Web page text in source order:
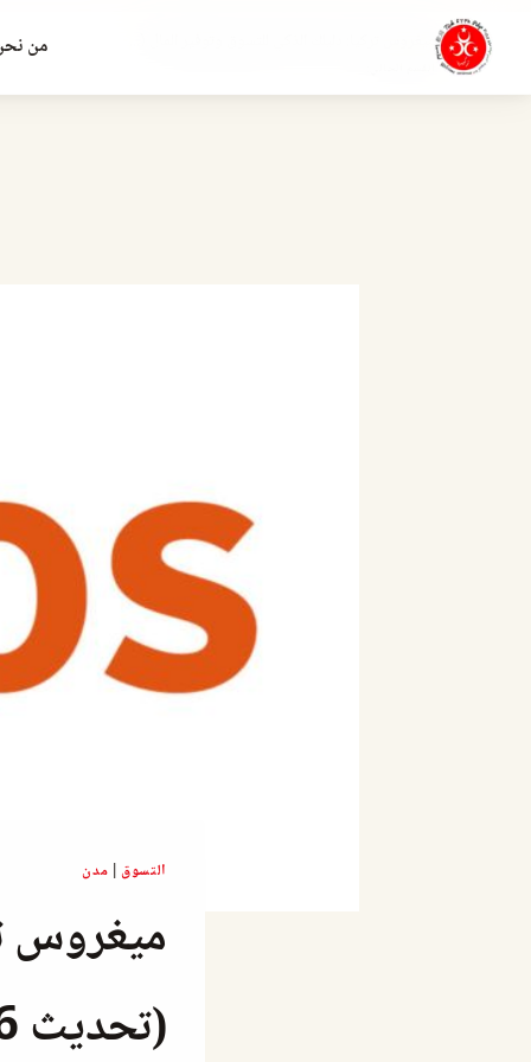
من
التسوق| مدن
ميغروس
(تحديث 2026)